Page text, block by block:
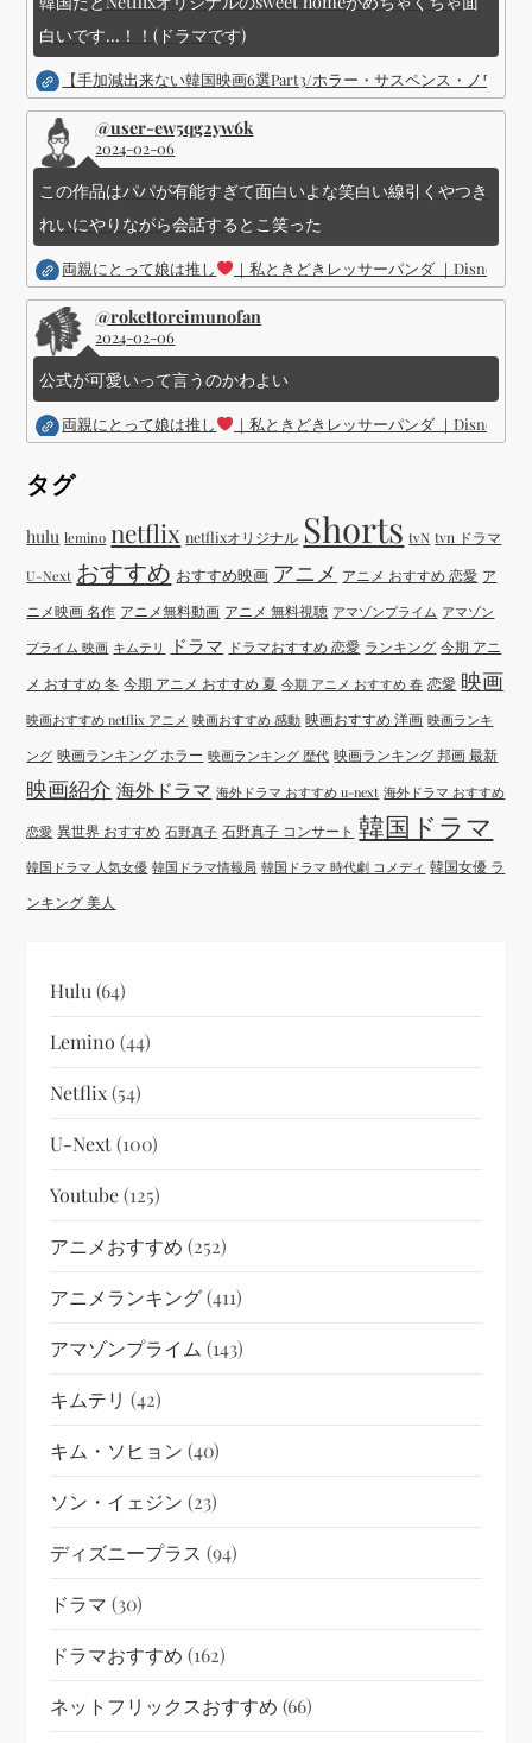
白いです...！！(ドラマです)
【手加減出来ない韓国映画6選Part3/ホラー・サスペンス・ノワー
@user-ew5qg2yw6k
2024-02-06
この作品はパパが有能すぎて面白いよな笑白い線引くやつき
れいにやりながら会話するとこ笑った
両親にとって娘は推し ｜私ときどきレッサーパンダ ｜Disney (
@rokettoreimunofan
2024-02-06
公式が可愛いって言うのかわよい
両親にとって娘は推し ｜私ときどきレッサーパンダ ｜Disney (
タグ
hulu lemino netflix netflixオリジナル Shorts tvN tvn ドラマ
U-Next おすすめ おすすめ映画 アニメ アニメ おすすめ 恋愛 ア
ニメ映画 名作 アニメ無料動画 アニメ 無料視聴 アマゾンプライム アマゾン
プライム 映画 キムテリ ドラマ ドラマおすすめ 恋愛 ランキング 今期 アニ
メ おすすめ 冬 今期 アニメ おすすめ 夏 今期 アニメ おすすめ 春 恋愛 映画
映画おすすめ netflix アニメ 映画おすすめ 感動 映画おすすめ 洋画 映画ランキ
ング 映画ランキング ホラー 映画ランキング 歴代 映画ランキング 邦画 最新
映画紹介 海外ドラマ 海外ドラマ おすすめ u-next 海外ドラマ おすすめ
恋愛 異世界 おすすめ 石野真子 石野真子 コンサート 韓国ドラマ
韓国ドラマ 人気女優 韓国ドラマ情報局 韓国ドラマ 時代劇 コメディ 韓国女優 ラ
ンキング 美人
Hulu (64)
Lemino (44)
Netflix(54)
U-Next(100)
Youtube(125)
アニメおすすめ (252)
アニメランキング(411)
アマゾンプライム (143)
キムテリ (42)
キム・ソヒョン (40)
ソン・イェジン (23)
ディズニープラス (94)
ドラマ (30)
ドラマおすすめ (162)
ネットフリックスおすすめ (66)